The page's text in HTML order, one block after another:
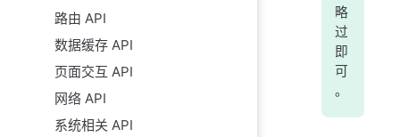
路由 API
数据缓存 API
页面交互 API
网络 API
系统相关 API
略
过
即
可
。